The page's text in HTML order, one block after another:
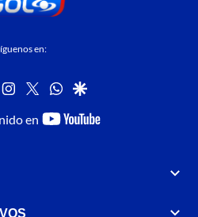
en:
instagram
twitterwhatsapp
google
en
youtube-